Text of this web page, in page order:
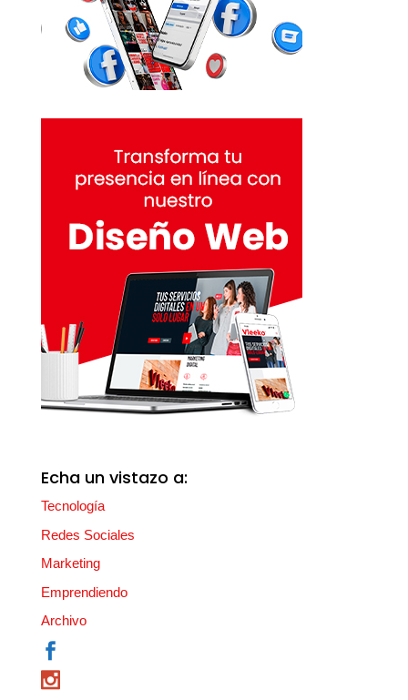
Echa un vistazo a:
Tecnología
Redes Sociales
Marketing
Emprendiendo
Archivo